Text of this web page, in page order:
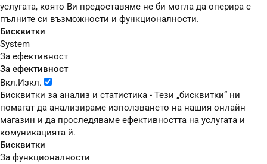
услугата, която Ви предоставяме не би могла да оперира с
пълните си възможности и функционалности.
Бисквитки
System
За ефективност
За ефективност
Вкл.Изкл.
Бисквитки за анализ и статистика - Тези „бисквитки“ ни
помагат да анализираме използването на нашия онлайн
магазин и да проследяваме ефективността на услугата и
комуникацията й.
Бисквитки
За функционалности